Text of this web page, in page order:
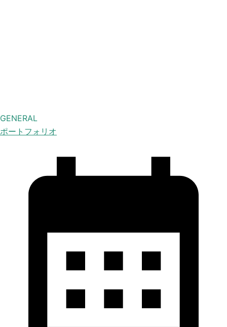
GENERAL
ポートフォリオ